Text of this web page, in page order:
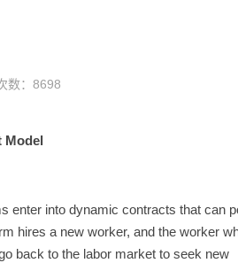
： 8698
enter into dynamic contracts that can
hires a new worker, and the worker
back to the labor market to seek new